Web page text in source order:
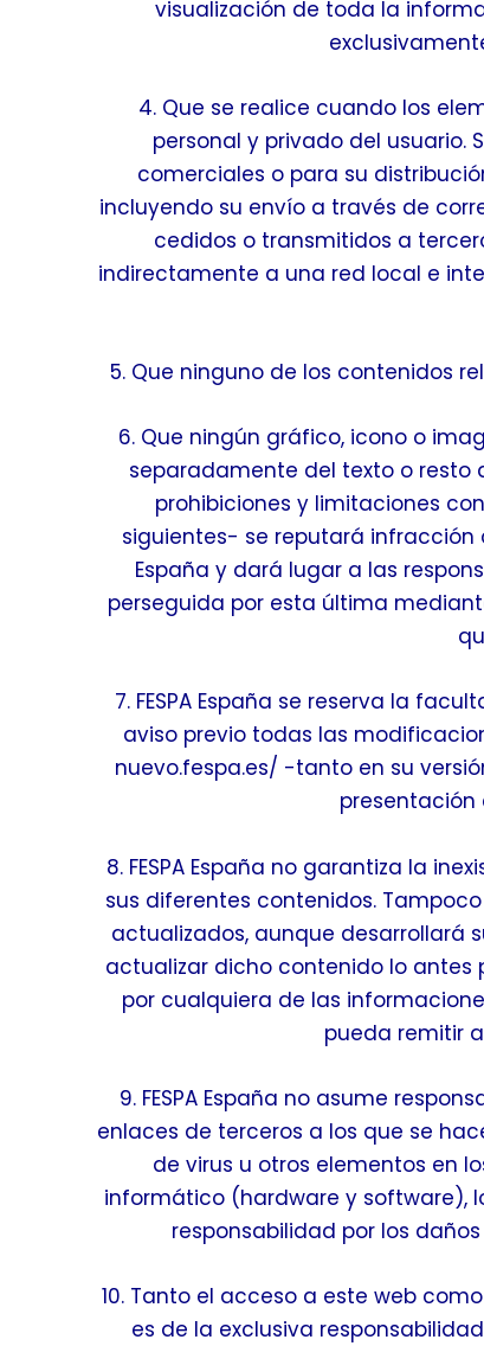
visualización de toda la
4. Que se realice cuando los
personal y privado del usuario.
comerciales o para su
incluyendo su envío a través de
cedidos o transmitidos a
indirectamente a una red local e
5. Que ninguno de los contenidos
6. Que ningún gráfico, icono o
separadamente del texto o resto
prohibiciones y limitaciones
siguientes- se reputará infracción
España y dará lugar a las
perseguida por esta última
7. FESPA España se reserva la
aviso previo todas las
nuevo.fespa.es/ -tanto en su
presentación
8. FESPA España no garantiza la
sus diferentes contenidos.
actualizados, aunque desarrollará
actualizar dicho contenido lo antes
por cualquiera de las
pueda remitir
9. FESPA España no asume
enlaces de terceros a los que se
de virus u otros elementos en
informático (hardware y software),
responsabilidad por los
10. Tanto el acceso a este web
es de la exclusiva